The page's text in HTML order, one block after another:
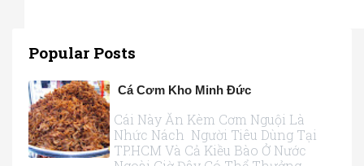
Popular Posts
Cá Cơm Kho Minh Đức
Cái Này Ăn Kèm Cơm Nguội Là
Nhức Nách Người Tiêu Dùng Tại
TP.HCM Và Cả Kiều Bào Ở Nước